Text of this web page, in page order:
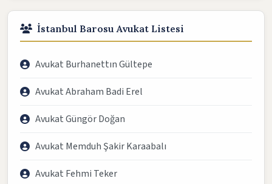
İstanbul Barosu Avukat Listesi
Avukat Burhanettın Gültepe
Avukat Abraham Badi Erel
Avukat Güngör Doğan
Avukat Memduh Şakir Karaabalı
Avukat Fehmi Teker